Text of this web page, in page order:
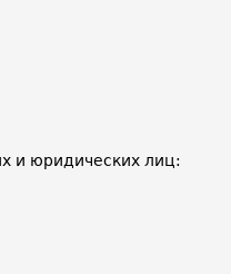
и юридических лиц: